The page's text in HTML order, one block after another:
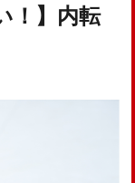
！】内転